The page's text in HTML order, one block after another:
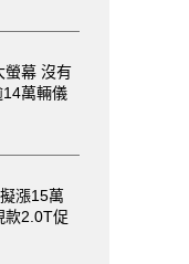
螢幕 沒有
14萬輛儀
漲15萬
款2.0T促